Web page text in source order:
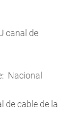
canal de
Nacional
de cable de la